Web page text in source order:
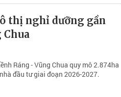
thị nghỉ dưỡng gần
Chua
Ráng - Vũng Chua quy mô 2.874ha
đầu tư giai đoạn 2026-2027.